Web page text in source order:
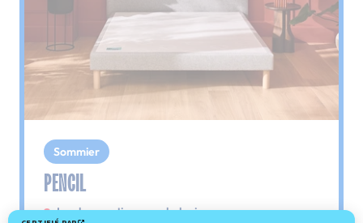
Sommier
PENCIL
Le plus : soutien morphologique